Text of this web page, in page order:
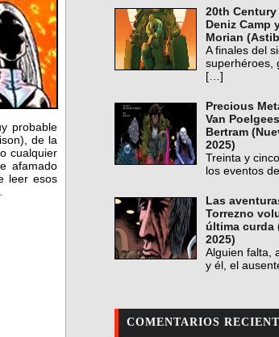
probable
de la
cualquier
afamado
leer esos
20th Century
Deniz Camp
Morian
A finales del
superhéroes,
[…]
Precious
Van
Bertram
2025)
Treinta y
los eventos
Las
Torrezno
última curda
2025)
Alguien falta,
y él, el
COMENTARIOS